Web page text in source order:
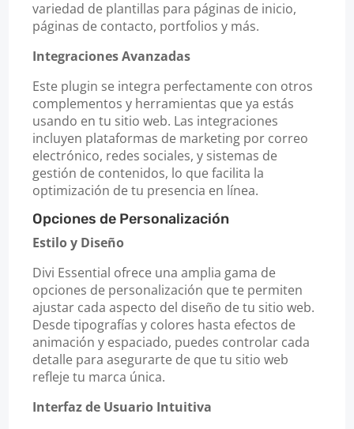
variedad de plantillas para páginas de inicio,
páginas de contacto, portfolios y más.
Integraciones Avanzadas
Este plugin se integra perfectamente con otros
complementos y herramientas que ya estás
usando en tu sitio web. Las integraciones
incluyen plataformas de marketing por correo
electrónico, redes sociales, y sistemas de
gestión de contenidos, lo que facilita la
optimización de tu presencia en línea.
Opciones de Personalización
Estilo y Diseño
Divi Essential ofrece una amplia gama de
opciones de personalización que te permiten
ajustar cada aspecto del diseño de tu sitio web.
Desde tipografías y colores hasta efectos de
animación y espaciado, puedes controlar cada
detalle para asegurarte de que tu sitio web
refleje tu marca única.
Interfaz de Usuario Intuitiva